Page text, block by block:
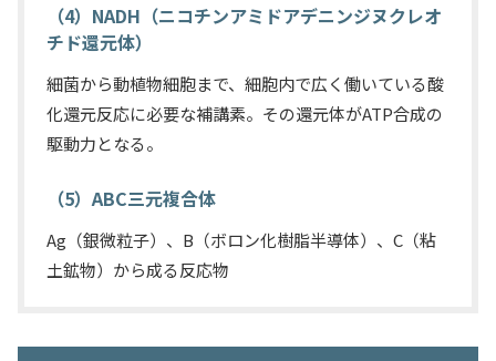
（4）NADH（ニコチンアミドアデニンジヌクレオ
チド還元体）
細菌から動植物細胞まで、細胞内で広く働いている酸
化還元反応に必要な補講素。その還元体がATP合成の
駆動力となる。
（5）ABC三元複合体
Ag（銀微粒子）、B（ボロン化樹脂半導体）、C（粘
土鉱物）から成る反応物